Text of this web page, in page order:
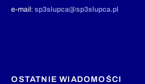
e-mail:sp3slupca@sp3slupca.pl
OSTATNIE WIADOMOŚCI